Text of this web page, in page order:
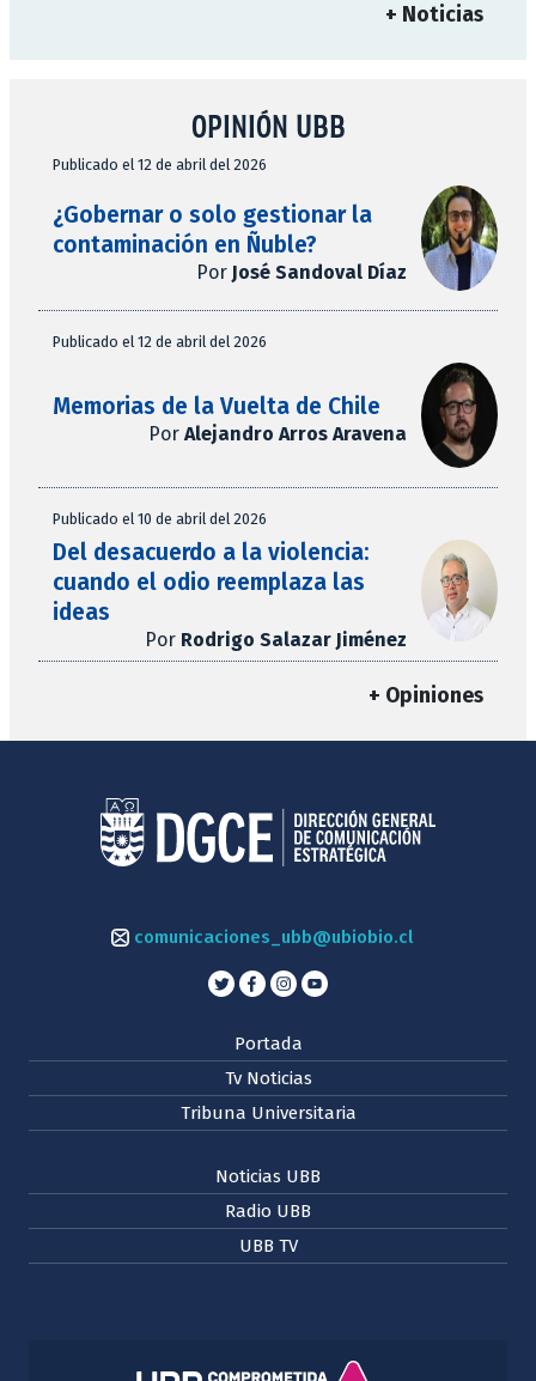
+ Noticias
OPINIÓN UBB
Publicado el 12 de abril del 2026
¿Gobernar o solo gestionar la
contaminación en Ñuble?
Por José Sandoval Díaz
Publicado el 12 de abril del 2026
Memorias de la Vuelta de Chile
Por Alejandro Arros Aravena
Publicado el 10 de abril del 2026
Del desacuerdo a la violencia:
cuando el odio reemplaza las
ideas
Por Rodrigo Salazar Jiménez
+ Opiniones
comunicaciones_ubb@ubiobio.cl
Portada
Tv Noticias
Tribuna Universitaria
Noticias UBB
Radio UBB
UBB TV